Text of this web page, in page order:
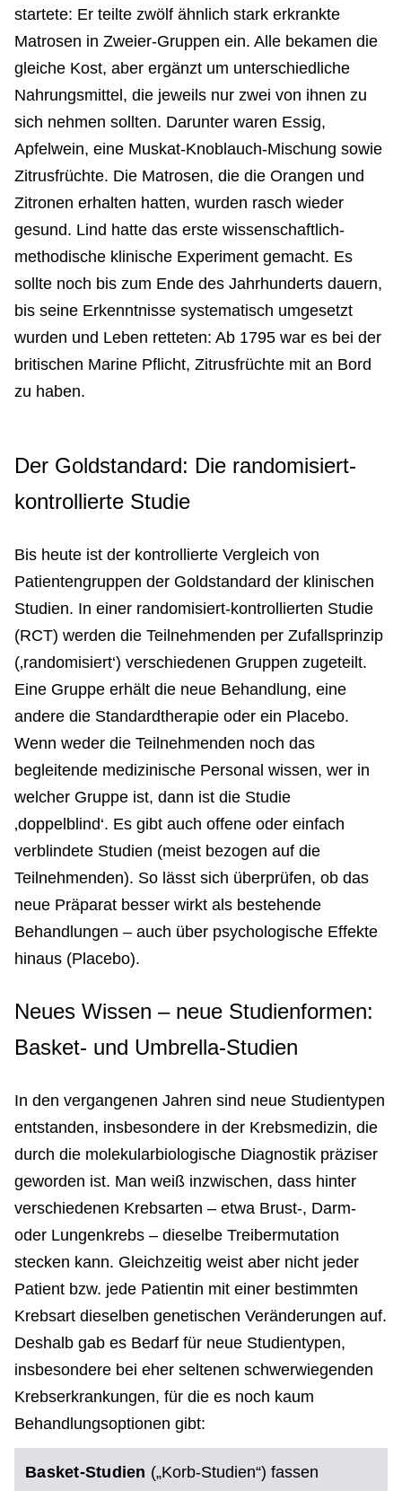
startete: Er teilte zwölf ähnlich stark erkrankte
Matrosen in Zweier-Gruppen ein. Alle bekamen die
gleiche Kost, aber ergänzt um unterschiedliche
Nahrungsmittel, die jeweils nur zwei von ihnen zu
sich nehmen sollten. Darunter waren Essig,
Apfelwein, eine Muskat-Knoblauch-Mischung sowie
Zitrusfrüchte. Die Matrosen, die die Orangen und
Zitronen erhalten hatten, wurden rasch wieder
gesund. Lind hatte das erste wissenschaftlich-
methodische klinische Experiment gemacht. Es
sollte noch bis zum Ende des Jahrhunderts dauern,
bis seine Erkenntnisse systematisch umgesetzt
wurden und Leben retteten: Ab 1795 war es bei der
britischen Marine Pflicht, Zitrusfrüchte mit an Bord
zu haben.
Der Goldstandard: Die randomisiert-
kontrollierte Studie
Bis heute ist der kontrollierte Vergleich von
Patientengruppen der Goldstandard der klinischen
Studien. In einer randomisiert-kontrollierten Studie
(RCT) werden die Teilnehmenden per Zufallsprinzip
(‚randomisiert‘) verschiedenen Gruppen zugeteilt.
Eine Gruppe erhält die neue Behandlung, eine
andere die Standardtherapie oder ein Placebo.
Wenn weder die Teilnehmenden noch das
begleitende medizinische Personal wissen, wer in
welcher Gruppe ist, dann ist die Studie
‚doppelblind‘. Es gibt auch offene oder einfach
verblindete Studien (meist bezogen auf die
Teilnehmenden). So lässt sich überprüfen, ob das
neue Präparat besser wirkt als bestehende
Behandlungen – auch über psychologische Effekte
hinaus (Placebo).
Neues Wissen – neue Studienformen:
Basket- und Umbrella-Studien
In den vergangenen Jahren sind neue Studientypen
entstanden, insbesondere in der Krebsmedizin, die
durch die molekularbiologische Diagnostik präziser
geworden ist. Man weiß inzwischen, dass hinter
verschiedenen Krebsarten – etwa Brust-, Darm-
oder Lungenkrebs – dieselbe Treibermutation
stecken kann. Gleichzeitig weist aber nicht jeder
Patient bzw. jede Patientin mit einer bestimmten
Krebsart dieselben genetischen Veränderungen auf.
Deshalb gab es Bedarf für neue Studientypen,
insbesondere bei eher seltenen schwerwiegenden
Krebserkrankungen, für die es noch kaum
Behandlungsoptionen gibt:
Basket-Studien („Korb-Studien“) fassen